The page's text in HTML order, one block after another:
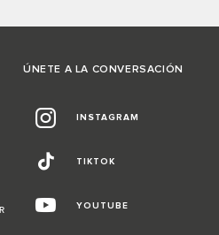
ÚNETE A LA CONVERSACIÓN
INSTAGRAM
TIKTOK
YOUTUBE